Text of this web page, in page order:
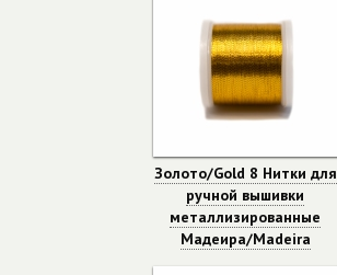
Золото/Gold 8 Нитки для
ручной вышивки
металлизированные
Мадеира/Madeira